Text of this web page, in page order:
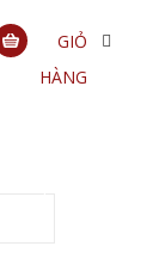
GIỎ
HÀNG